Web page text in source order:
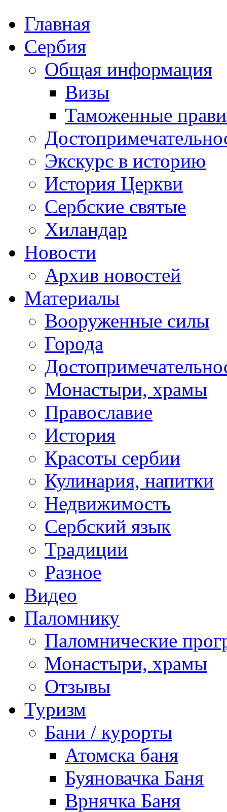
Главная
Сербия
Общая информация
Визы
Таможенные
Экскурс в историю
История Церкви
Сербские святые
Хиландар
Новости
Архив новостей
Материалы
Вооруженные силы
Города
Монастыри, храмы
Православие
История
Красоты сербии
Кулинария, напитки
Недвижимость
Сербский язык
Традиции
Разное
Видео
Паломнику
Паломнические
Монастыри, храмы
Отзывы
Туризм
Бани / курорты
Атомска баня
Буяновачка Баня
Врнячка Баня